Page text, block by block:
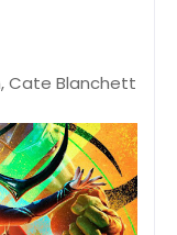
Cate Blanchett